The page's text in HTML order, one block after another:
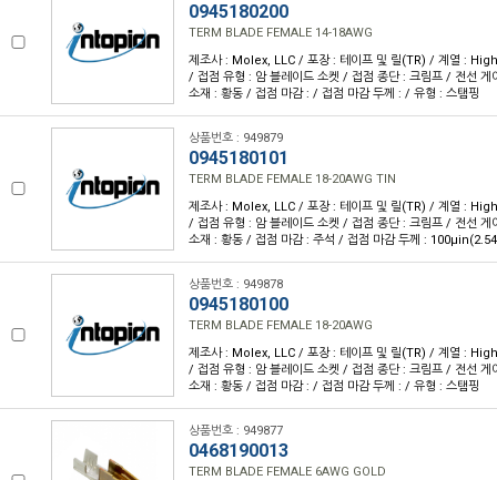
0945180200
TERM BLADE FEMALE 14-18AWG
제조사 : Molex, LLC / 포장 : 테이프 및 릴(TR) / 계열 :
/ 접점 유형 : 암 블레이드 소켓 / 접점 종단 : 크림프 / 전선
소재 : 황동 / 접점 마감 : / 접점 마감 두께 : / 유형 : 스탬핑
상품번호 : 949879
0945180101
TERM BLADE FEMALE 18-20AWG TIN
제조사 : Molex, LLC / 포장 : 테이프 및 릴(TR) / 계열 :
/ 접점 유형 : 암 블레이드 소켓 / 접점 종단 : 크림프 / 전선
소재 : 황동 / 접점 마감 : 주석 / 접점 마감 두께 :
상품번호 : 949878
0945180100
TERM BLADE FEMALE 18-20AWG
제조사 : Molex, LLC / 포장 : 테이프 및 릴(TR) / 계열 :
/ 접점 유형 : 암 블레이드 소켓 / 접점 종단 : 크림프 / 전선
소재 : 황동 / 접점 마감 : / 접점 마감 두께 : / 유형 : 스탬핑
상품번호 : 949877
0468190013
TERM BLADE FEMALE 6AWG GOLD